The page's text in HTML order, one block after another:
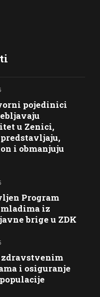
pojedinici
u Zenici,
i obmanjuju
Program
iz
brige u ZDK
zdravstvenim
i osiguranje